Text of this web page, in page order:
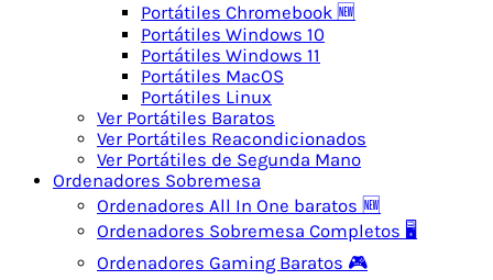
Portátiles Chromebook 🆕
Portátiles Windows 10
Portátiles Windows 11
Portátiles MacOS
Portátiles Linux
Ver Portátiles Baratos
Ver Portátiles Reacondicionados
Ver Portátiles de Segunda Mano
Ordenadores Sobremesa
Ordenadores All In One baratos 🆕
Ordenadores Sobremesa Completos 🖥️
Ordenadores Gaming Baratos 🎮